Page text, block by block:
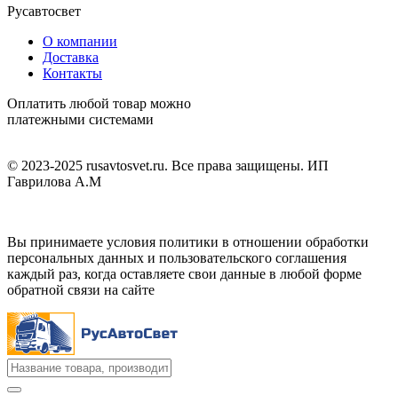
Русавтосвет
О компании
Доставка
Контакты
Оплатить любой товар можно
платежными системами
© 2023-2025 rusavtosvet.ru. Все права защищены. ИП
Гаврилова А.М
Вы принимаете условия политики в отношении обработки
персональных данных и пользовательского соглашения
каждый раз, когда оставляете свои данные в любой форме
обратной связи на сайте